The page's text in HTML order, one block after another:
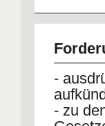
- aus
- sie
und
-
- zu